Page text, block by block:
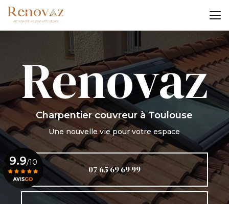
Aller
au
contenu
principal
Charpentier couvreur à Toulouse
Une nouvelle vie pour votre espace
07 65 69 69 99
9.9/10
Voir le certificat